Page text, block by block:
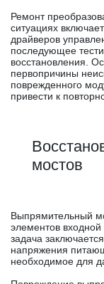
Ремонт
ситуациях
драйверов
последующее
восстановления.
первопричины
поврежденного
привести к
мостов
Выпрямительный
элементов входной
задача
напряжения
необходимое для